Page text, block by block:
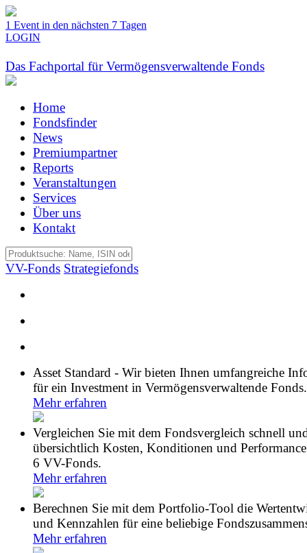
1 Event in den nächsten 7 Tagen
LOGIN
Das Fachportal für Vermögensverwaltende Fonds
Home
Fondsfinder
News
Premiumpartner
Reports
Veranstaltungen
Services
Über uns
Kontakt
VV-Fonds Strategiefonds
Asset Standard - Wir bieten Ihnen umfangreiche
für ein Investment in Vermögensverwaltende Fonds.
Mehr erfahren
Vergleichen Sie mit dem Fondsvergleich schnell
übersichtlich Kosten, Konditionen und
6 VV-Fonds.
Mehr erfahren
Berechnen Sie mit dem Portfolio-Tool die
und Kennzahlen für eine beliebige
Mehr erfahren